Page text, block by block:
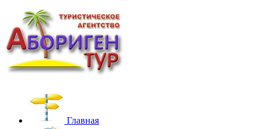
Главная